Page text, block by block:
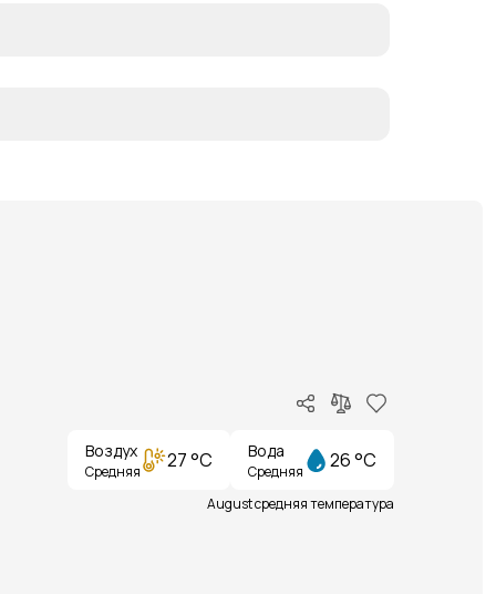
Воздух
Средняя 27 °C Вода
Средняя 26 °C
August средняя температура